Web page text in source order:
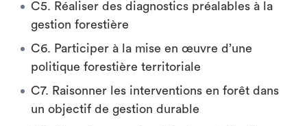
C5. Réaliser des diagnostics préalables à la
gestion forestière
C6. Participer à la mise en œuvre d’une
politique forestière territoriale
C7. Raisonner les interventions en forêt dans
un objectif de gestion durable